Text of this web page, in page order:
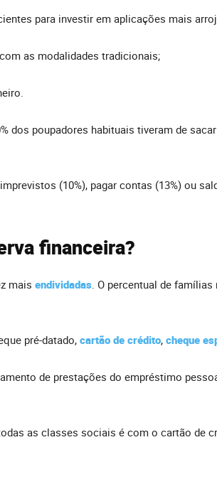
para investir em aplicações mais
as modalidades tradicionais;
dos poupadores habituais tiveram de
(10%), pagar contas (13%) ou
financeira?
mais endividadas. O percentual de
pré-datado, cartão de crédito, cheque
de prestações do empréstimo
as classes sociais é com o cartão de